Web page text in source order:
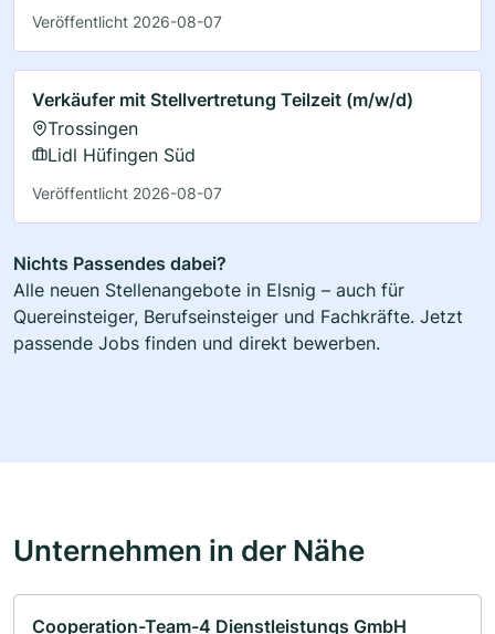
Veröffentlicht 2026-08-07
Verkäufer mit Stellvertretung Teilzeit (m/w/d)
Trossingen
Lidl Hüfingen Süd
Veröffentlicht 2026-08-07
Nichts Passendes dabei?
Alle neuen Stellenangebote in Elsnig – auch für
Quereinsteiger, Berufseinsteiger und Fachkräfte. Jetzt
passende Jobs finden und direkt bewerben.
Unternehmen in der Nähe
Cooperation-Team-4 Dienstleistungs GmbH